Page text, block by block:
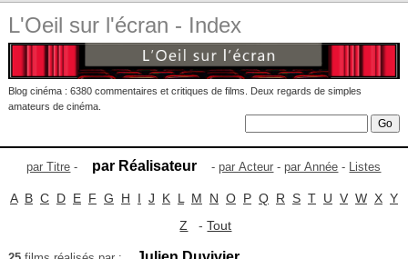
L'Oeil sur l'écran - Index
Blog cinéma : 6380 commentaires et critiques de films. Deux regards de simples
amateurs de cinéma.
par Titre - par Réalisateur -par Acteur -par Année - Listes
A B C D E F G H I J K L M N O P Q R S T U V W X Y
Z -Tout